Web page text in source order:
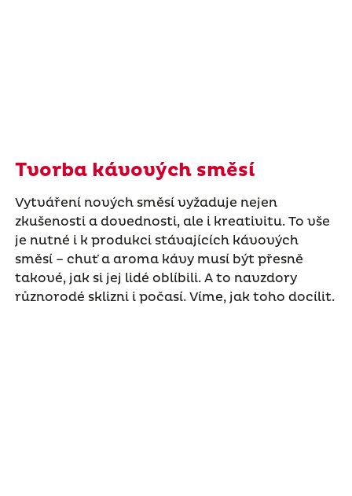
Tvorba kávových směsí
Vytváření nových směsí vyžaduje nejen
zkušenosti a dovednosti, ale i kreativitu. To vše
je nutné i k produkci stávajících kávových
směsí – chuť a aroma kávy musí být přesně
takové, jak si jej lidé oblíbili. A to navzdory
různorodé sklizni i počasí. Víme, jak toho docílit.